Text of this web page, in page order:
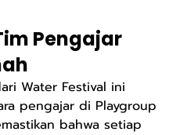
Pengajar
Water Festival ini
pengajar di Playgroup
bahwa setiap